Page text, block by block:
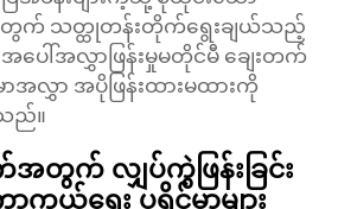
အတွက် သတ္ထုတန်းတိုက်ရွေးချယ်သည့်
ေါ်အလွှာဖြန်းမှုမတိုင်မီ ချေးတက်
အလွှာ အပိုဖြန်းထားမထားကို
ည်။
တွက် လျှပ်ကွဲဖြန်းခြင်း
ကွယ်ရေး ပရိုင်မာများ